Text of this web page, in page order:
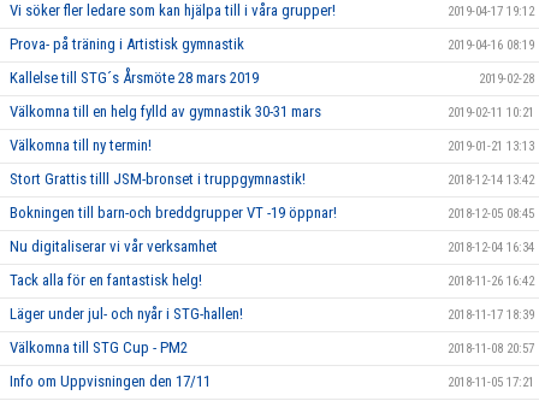
Vi söker fler ledare som kan hjälpa till i våra grupper! 2019-04-17 19:12
Prova- på träning i Artistisk gymnastik 2019-04-16 08:19
Kallelse till STG´s Årsmöte 28 mars 2019 2019-02-28
Välkomna till en helg fylld av gymnastik 30-31 mars 2019-02-11 10:21
Välkomna till ny termin! 2019-01-21 13:13
Stort Grattis tilll JSM-bronset i truppgymnastik! 2018-12-14 13:42
Bokningen till barn-och breddgrupper VT -19 öppnar! 2018-12-05 08:45
Nu digitaliserar vi vår verksamhet 2018-12-04 16:34
Tack alla för en fantastisk helg! 2018-11-26 16:42
Läger under jul- och nyår i STG-hallen! 2018-11-17 18:39
Välkomna till STG Cup - PM2 2018-11-08 20:57
Info om Uppvisningen den 17/11 2018-11-05 17:21